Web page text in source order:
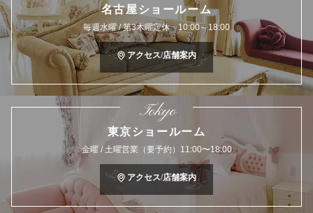
名古屋ショールーム
毎週水曜 / 第3木曜定休 10:00～18:00
アクセス/店舗案内
Tokyo
東京ショールーム
金曜 / 土曜営業（要予約）11:00〜18:00
アクセス/店舗案内